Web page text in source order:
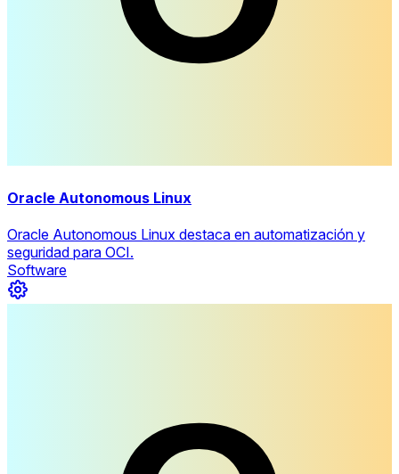
Oracle Autonomous Linux
Oracle Autonomous Linux destaca en automatización y
seguridad para OCI.
Software